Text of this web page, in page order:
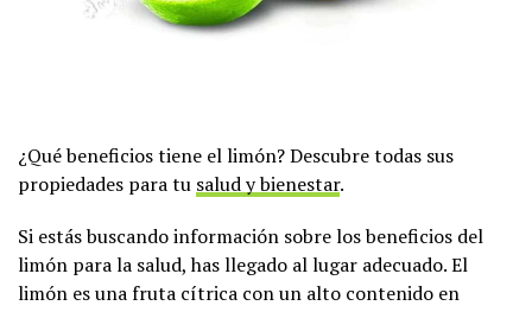
¿Qué beneficios tiene el limón? Descubre todas sus
propiedades para tu salud y bienestar.
Si estás buscando información sobre los beneficios del
limón para la salud, has llegado al lugar adecuado. El
limón es una fruta cítrica con un alto contenido en